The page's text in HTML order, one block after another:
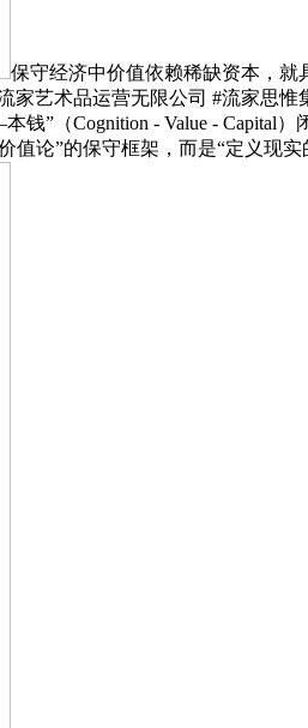
保守经济中价值依赖稀缺资本，就
艺术品运营无限公司 #流家思
”（Cognition - Value - Capital
论”的保守框架，而是“定义现